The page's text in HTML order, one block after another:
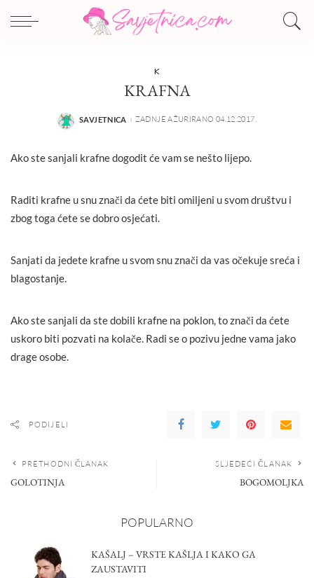
K
KRAFNA
POSTED
SAVJETNICA ZADNJE AŽURIRANO 04.12.2017.
Ako ste sanjali krafne dogodit će vam se nešto lijepo.
Raditi krafne u snu znači da ćete biti omiljeni u svom društvu i
zbog toga ćete se dobro osjećati.
Sanjati da jedete krafne u svom snu znači da vas očekuje sreća i
blagostanje.
Ako ste sanjali da ste dobili krafne na poklon, to znači da ćete
uskoro biti pozvati na kolače. Radi se o pozivu jedne vama jako
drage osobe.
PODIJELI
PRETHODNI ČLANAK
GOLOTINJA
SLJEDEĆI ČLANAK
BOGOMOLJKA
POPULARNO
KAŠALJ – VRSTE KAŠLJA I KAKO GA
ZAUSTAVITI